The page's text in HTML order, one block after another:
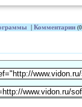
Комментарии